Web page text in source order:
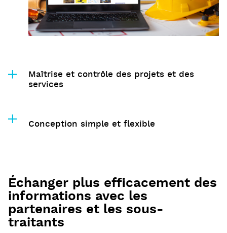
Maîtrise et contrôle des projets et des
services
Conception simple et flexible
Échanger plus efficacement des
informations avec les
partenaires et les sous-
traitants